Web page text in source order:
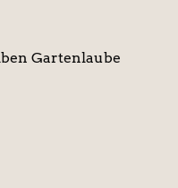
Gartenlaube